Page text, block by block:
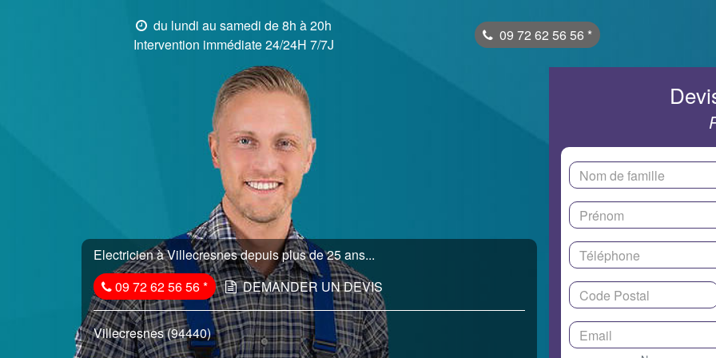
du lundi au samedi de 8h à 20h
Intervention immédiate 24/24H 7/7J
09 72 62 56 56 *
Electricien à Villecresnes depuis plus de 25 ans...
09 72 62 56 56* DEMANDER UN DEVIS
Villecresnes (94440)